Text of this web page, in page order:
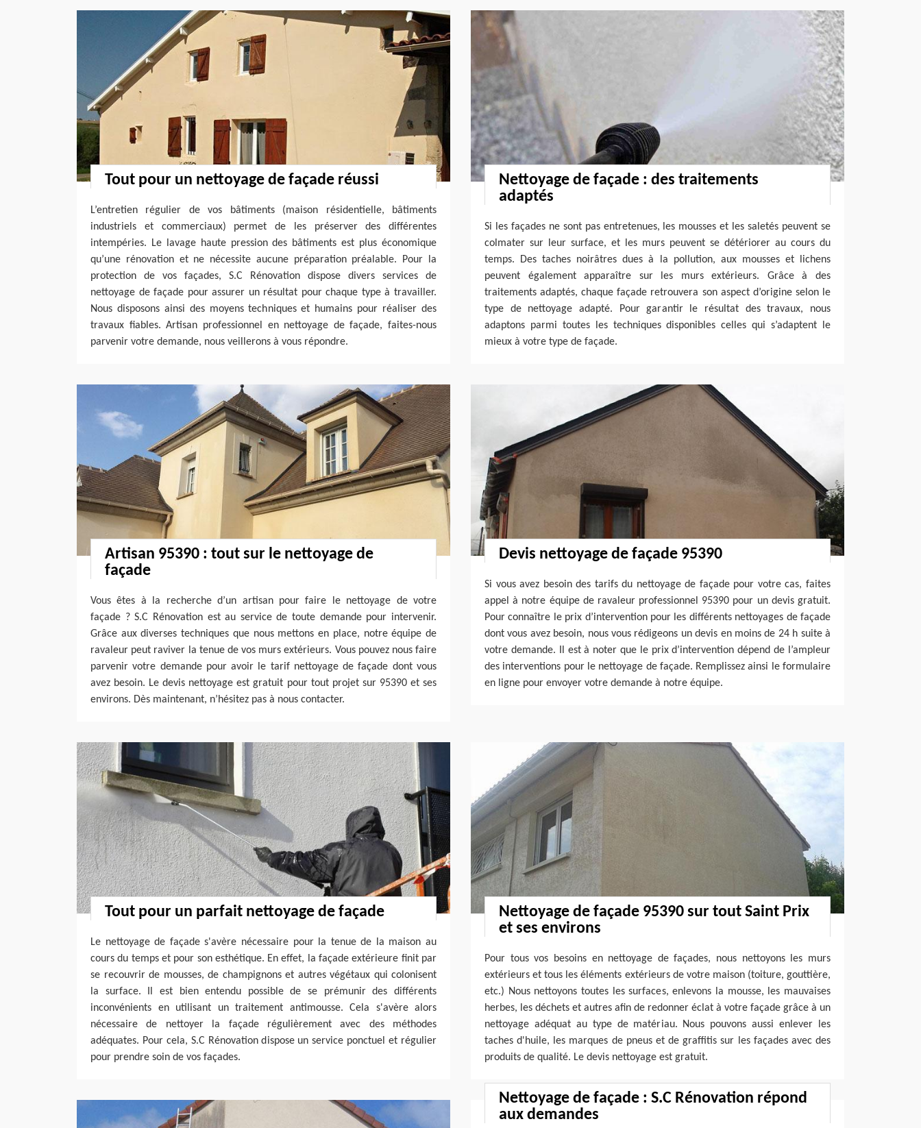
Tout pour un nettoyage de façade réussi
L’entretien régulier de vos bâtiments (maison résidentielle, bâtiments
industriels et commerciaux) permet de les préserver des différentes
intempéries. Le lavage haute pression des bâtiments est plus économique
qu’une rénovation et ne nécessite aucune préparation préalable. Pour la
protection de vos façades, S.C Rénovation dispose divers services de
nettoyage de façade pour assurer un résultat pour chaque type à travailler.
Nous disposons ainsi des moyens techniques et humains pour réaliser des
travaux fiables. Artisan professionnel en nettoyage de façade, faites-nous
parvenir votre demande, nous veillerons à vous répondre.
Nettoyage de façade : des traitements
adaptés
Si les façades ne sont pas entretenues, les mousses et les saletés peuvent se
colmater sur leur surface, et les murs peuvent se détériorer au cours du
temps. Des taches noirâtres dues à la pollution, aux mousses et lichens
peuvent également apparaître sur les murs extérieurs. Grâce à des
traitements adaptés, chaque façade retrouvera son aspect d’origine selon le
type de nettoyage adapté. Pour garantir le résultat des travaux, nous
adaptons parmi toutes les techniques disponibles celles qui s’adaptent le
mieux à votre type de façade.
Artisan 95390 : tout sur le nettoyage de
façade
Vous êtes à la recherche d’un artisan pour faire le nettoyage de votre
façade ? S.C Rénovation est au service de toute demande pour intervenir.
Grâce aux diverses techniques que nous mettons en place, notre équipe de
ravaleur peut raviver la tenue de vos murs extérieurs. Vous pouvez nous faire
parvenir votre demande pour avoir le tarif nettoyage de façade dont vous
avez besoin. Le devis nettoyage est gratuit pour tout projet sur 95390 et ses
environs. Dès maintenant, n’hésitez pas à nous contacter.
Devis nettoyage de façade 95390
Si vous avez besoin des tarifs du nettoyage de façade pour votre cas, faites
appel à notre équipe de ravaleur professionnel 95390 pour un devis gratuit.
Pour connaître le prix d’intervention pour les différents nettoyages de façade
dont vous avez besoin, nous vous rédigeons un devis en moins de 24 h suite à
votre demande. Il est à noter que le prix d’intervention dépend de l’ampleur
des interventions pour le nettoyage de façade. Remplissez ainsi le formulaire
en ligne pour envoyer votre demande à notre équipe.
Tout pour un parfait nettoyage de façade
Le nettoyage de façade s'avère nécessaire pour la tenue de la maison au
cours du temps et pour son esthétique. En effet, la façade extérieure finit par
se recouvrir de mousses, de champignons et autres végétaux qui colonisent
la surface. Il est bien entendu possible de se prémunir des différents
inconvénients en utilisant un traitement antimousse. Cela s'avère alors
nécessaire de nettoyer la façade régulièrement avec des méthodes
adéquates. Pour cela, S.C Rénovation dispose un service ponctuel et régulier
pour prendre soin de vos façades.
Nettoyage de façade 95390 sur tout Saint Prix
et ses environs
Pour tous vos besoins en nettoyage de façades, nous nettoyons les murs
extérieurs et tous les éléments extérieurs de votre maison (toiture, gouttière,
etc.) Nous nettoyons toutes les surfaces, enlevons la mousse, les mauvaises
herbes, les déchets et autres afin de redonner éclat à votre façade grâce à un
nettoyage adéquat au type de matériau. Nous pouvons aussi enlever les
taches d'huile, les marques de pneus et de graffitis sur les façades avec des
produits de qualité. Le devis nettoyage est gratuit.
Nettoyage de façade : S.C Rénovation répond
aux demandes